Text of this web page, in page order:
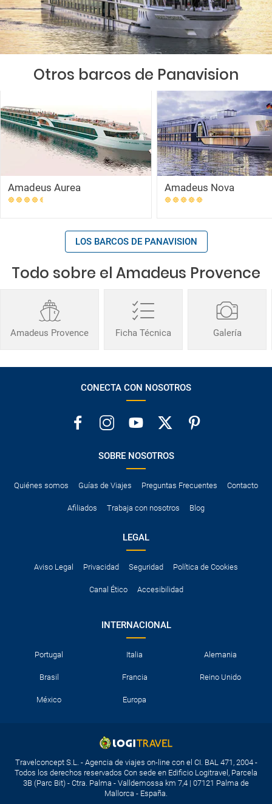
Otros barcos de Panavision
Amadeus Aurea Amadeus Nova
LOS BARCOS DE PANAVISION
Todo sobre el Amadeus Provence
Amadeus Provence Ficha Técnica Galería
CONECTA CON NOSOTROS
SOBRE NOSOTROS
Quiénes somos Guías de Viajes Preguntas Frecuentes Contacto
Afiliados Trabaja con nosotros Blog
LEGAL
Aviso Legal Privacidad Seguridad Política de Cookies
Canal Ético Accesibilidad
INTERNACIONAL
Portugal Italia Alemania
Brasil Francia Reino Unido
México Europa
Travelconcept S.L. - Agencia de viajes on-line con el CI. BAL 471, 2004 -
Todos los derechos reservados Con sede en Edificio Logitravel, Parcela
3B (Parc Bit) - Ctra. Palma - Valldemossa km 7,4 | 07121 Palma de
Mallorca - España.